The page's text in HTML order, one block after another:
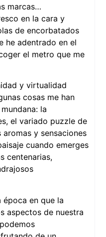
marcas…
en la cara y
de encorbatados
he adentrado en el
el metro que me
y virtualidad
cosas me han
la
el variado puzzle de
y sensaciones
cuando emerges
centenarias,
época en que la
aspectos de nuestra